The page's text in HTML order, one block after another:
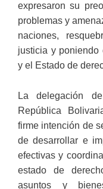
expresaron su
problemas y
naciones,
justicia y poniendo
y el Estado de
La delegación
República
firme intención de
de desarrollar e
efectivas y
estado de
asuntos y